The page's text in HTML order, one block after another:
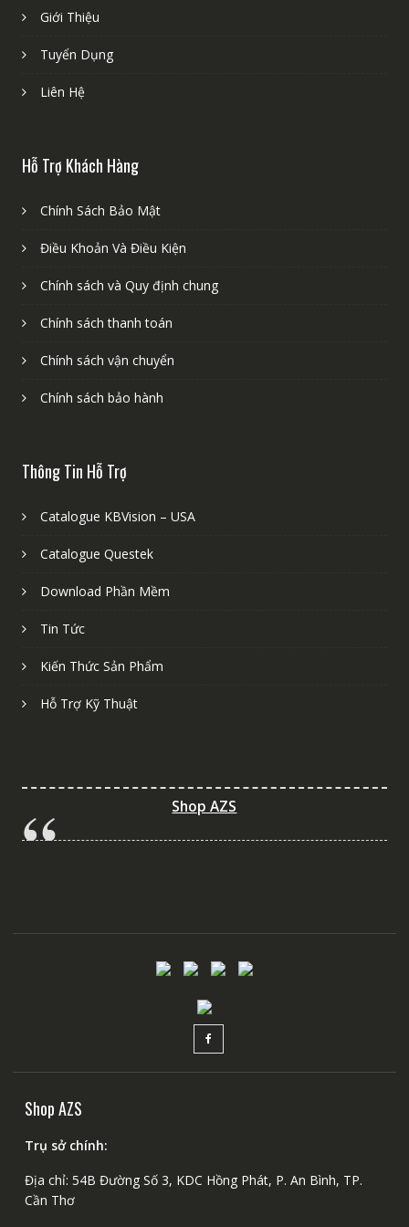
Giới Thiệu
Tuyển Dụng
Liên Hệ
Hỗ Trợ Khách Hàng
Chính Sách Bảo Mật
Điều Khoản Và Điều Kiện
Chính sách và Quy định chung
Chính sách thanh toán
Chính sách vận chuyển
Chính sách bảo hành
Thông Tin Hỗ Trợ
Catalogue KBVision – USA
Catalogue Questek
Download Phần Mềm
Tin Tức
Kiến Thức Sản Phẩm
Hỗ Trợ Kỹ Thuật
Shop AZS
Shop AZS
Trụ sở chính:
Địa chỉ: 54B Đường Số 3, KDC Hồng Phát, P. An Bình, TP.
Cần Thơ